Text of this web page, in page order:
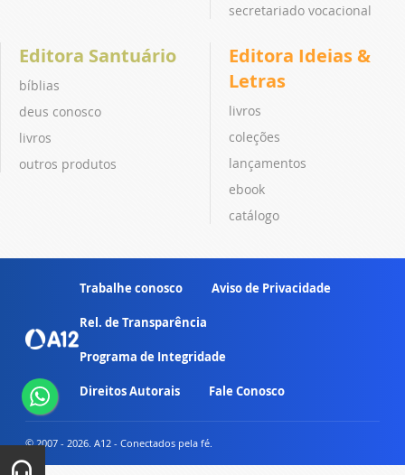
secretariado vocacional
Editora Santuário
bíblias
deus conosco
livros
outros produtos
Editora Ideias &
Letras
livros
coleções
lançamentos
ebook
catálogo
Trabalhe conosco Aviso de Privacidade
Rel. de Transparência
Programa de Integridade
Direitos Autorais Fale Conosco
© 2007 - 2026. A12 - Conectados pela fé.